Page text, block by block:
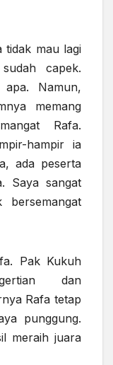
tidak mau lagi
capek.
apa. Namun,
memang
Rafa.
hampir ia
ada peserta
Saya sangat
Pak Kukuh
dan
Rafa tetap
punggung.
meraih juara